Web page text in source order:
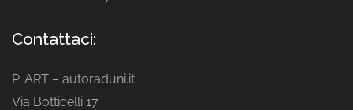
Contattaci:
P. ART – autoraduni.it
Via Botticelli 17